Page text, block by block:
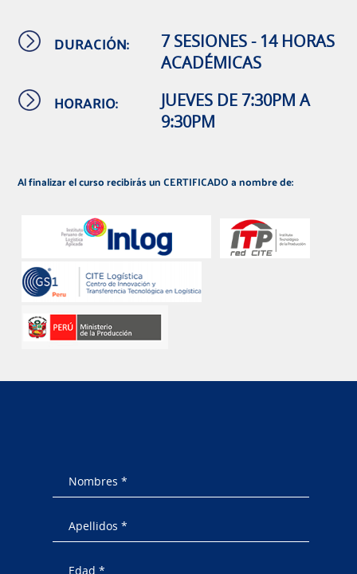
DURACIÓN:
7 SESIONES - 14 HORAS
ACADÉMICAS
HORARIO:
JUEVES DE 7:30PM A
9:30PM
Al finalizar el curso recibirás un CERTIFICADO a nombre de: